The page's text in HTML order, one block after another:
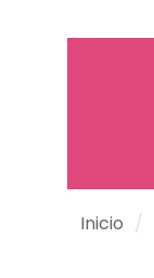
Inicio /